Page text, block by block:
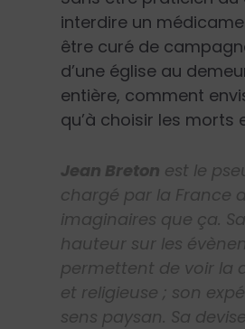
interdire un
être curé de
d’une église au
entière, comment
qu’à choisir les
Jean Breton est le
chargé par la France
imaginaires que ça.
hauteur sur les
permettent de voir la
et religieuse ; son
sens paysan. Sa